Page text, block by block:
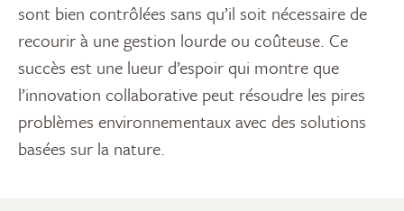
sont bien contrôlées sans qu’il soit nécessaire de
recourir à une gestion lourde ou coûteuse. Ce
succès est une lueur d’espoir qui montre que
l’innovation collaborative peut résoudre les pires
problèmes environnementaux avec des solutions
basées sur la nature.